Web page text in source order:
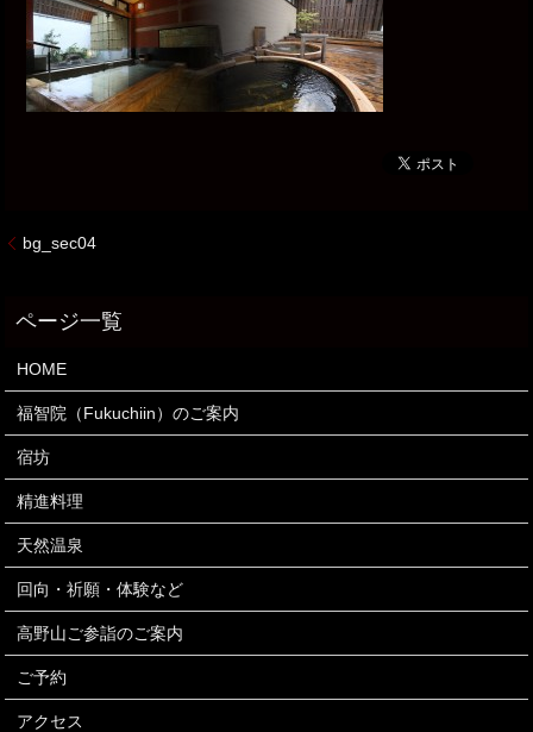
bg_sec04
HOME
福智院（Fukuchiin）のご案内
宿坊
精進料理
天然温泉
回向・祈願・体験など
高野山ご参詣のご案内
ご予約
アクセス